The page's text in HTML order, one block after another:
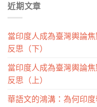
類
近期文章
當印度人成為臺灣輿論
反思（下）
當印度人成為臺灣輿論
反思（上）
華語文的鴻溝：為何印